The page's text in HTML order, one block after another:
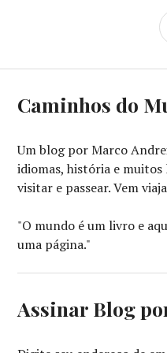
Caminhos do
Um blog por Marco
idiomas, história e
visitar e passear. Vem
"O mundo é um livro e
uma página."
Assinar Blog